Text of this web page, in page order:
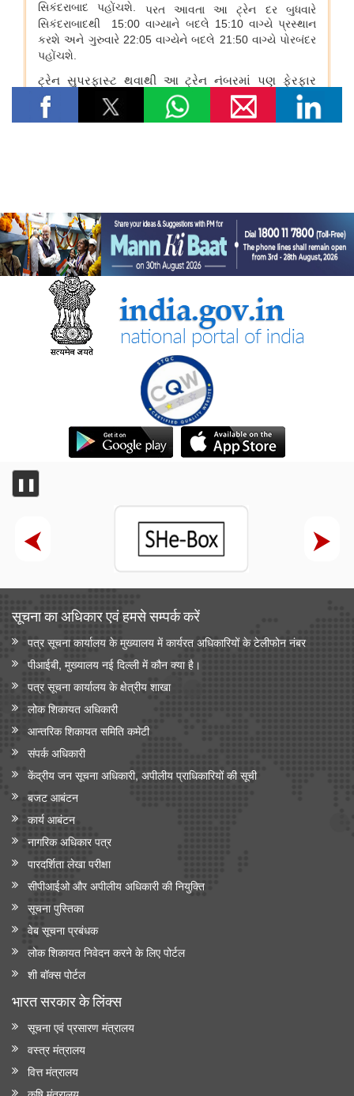
❚❚
सूचना का अधिकार एवं हमसे सम्‍पर्क करें
पत्र सूचना कार्यालय के मुख्यालय में कार्यरत अधिकारियों के टेलीफोन नंबर
पीआईबी, मुख्यालय नई दिल्ली में कौन क्या है।
पत्र सूचना कार्यालय के क्षेत्रीय शाखा
लोक शिकायत अधिकारी
आन्‍तरिक शिकायत समिति कमेटी
संपर्क अधिकारी
केंद्रीय जन सूचना अधिकारी, अपीलीय प्राधिकारियों की सूची
बजट आबंटन
कार्य आबंटन
नागरिक अधिकार पत्र
पारदर्शिता लेखा परीक्षा
सीपीआईओ और अपी‍लीय अधिकारी की नियुक्ति
सूचना पुस्तिका
वेब सूचना प्रबंधक
लोक शिकायत निवेदन करने के लिए पोर्टल
शी बॉक्स पोर्टल
भारत सरकार के लिंक्‍स
सूचना एवं प्रसारण मंत्रालय
वस्त्र मंत्रालय
वित्त मंत्रालय